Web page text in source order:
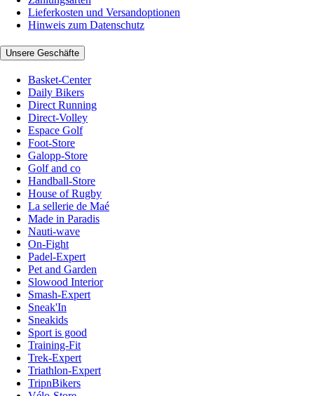
Lieferkosten und Versandoptionen
Hinweis zum Datenschutz
Unsere Geschäfte
Basket-Center
Daily Bikers
Direct Running
Direct-Volley
Espace Golf
Foot-Store
Galopp-Store
Golf and co
Handball-Store
House of Rugby
La sellerie de Maé
Made in Paradis
Nauti-wave
On-Fight
Padel-Expert
Pet and Garden
Slowood Interior
Smash-Expert
Sneak'In
Sneakids
Sport is good
Training-Fit
Trek-Expert
Triathlon-Expert
TripnBikers